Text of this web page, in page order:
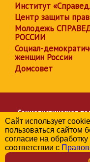
Институт
Центр защиты
Молодежь
РОССИИ
Социал-
женщин России
Домсовет
Социалистическая
Региональное
Политика в
Сайт использует
пользоваться сайтом
согласие на
соответствии с